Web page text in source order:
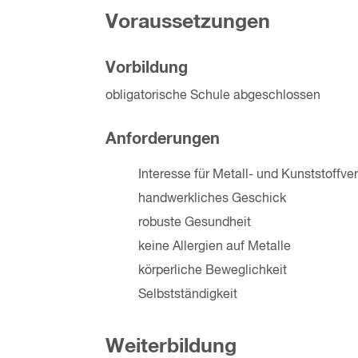
Voraussetzungen
Vorbildung
obligatorische Schule abgeschlossen
Anforderungen
Interesse für Metall- und
handwerkliches Geschick
robuste Gesundheit
keine Allergien auf Metalle
körperliche Beweglichkeit
Selbstständigkeit
Weiterbildung